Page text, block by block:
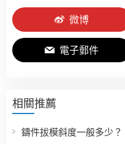
微博
電子郵件
相關推薦